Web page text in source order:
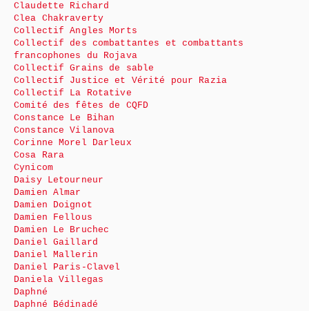
Claudette Richard
Clea Chakraverty
Collectif Angles Morts
Collectif des combattantes et combattants
francophones du Rojava
Collectif Grains de sable
Collectif Justice et Vérité pour Razia
Collectif La Rotative
Comité des fêtes de CQFD
Constance Le Bihan
Constance Vilanova
Corinne Morel Darleux
Cosa Rara
Cynicom
Daisy Letourneur
Damien Almar
Damien Doignot
Damien Fellous
Damien Le Bruchec
Daniel Gaillard
Daniel Mallerin
Daniel Paris-Clavel
Daniela Villegas
Daphné
Daphné Bédinadé